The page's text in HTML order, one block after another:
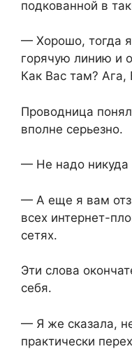
подкованной в
— Хорошо, тогда
горячую линию и
Как Вас там? Ага,
Проводница
вполне серьезно.
— Не надо никуда
— А еще я вам
всех интернет-
сетях.
Эти слова
себя.
— Я же сказала,
практически